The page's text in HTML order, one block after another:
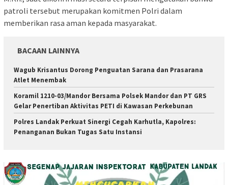
patroli tersebut merupakan komitmen Polri dalam
memberikan rasa aman kepada masyarakat.
BACAAN LAINNYA
Wagub Krisantus Dorong Penguatan Sarana dan Prasarana
Atlet Menembak
Koramil 1210-03/Mandor Bersama Polsek Mandor dan PT GRS
Gelar Penertiban Aktivitas PETI di Kawasan Perkebunan
Polres Landak Perkuat Sinergi Cegah Karhutla, Kapolres:
Penanganan Bukan Tugas Satu Instansi